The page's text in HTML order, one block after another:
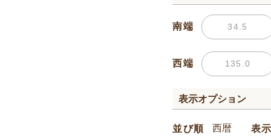
南端
西端
表示オプション
並び順 表